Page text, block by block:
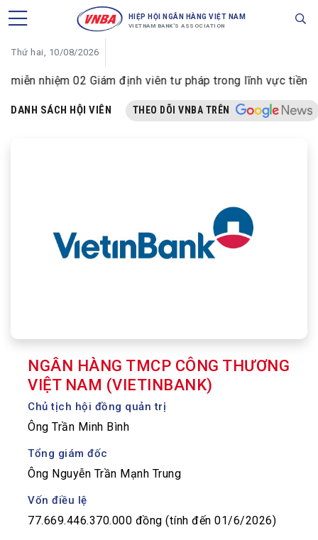
HIỆP HỘI NGÂN HÀNG VIỆT NAM
VIETNAM BANK'S ASSOCIATION
Thứ hai, 10/08/2026
nhiệm 02 Giám định viên tư pháp trong lĩnh vực tiền tệ
DANH SÁCH HỘI VIÊN THEO DÕI VNBA TRÊN
NGÂN HÀNG TMCP CÔNG THƯƠNG
VIỆT NAM (VIETINBANK)
Chủ tịch hội đồng quản trị
Ông Trần Minh Bình
Tổng giám đốc
Ông Nguyễn Trần Mạnh Trung
Vốn điều lệ
77.669.446.370.000 đồng (tính đến 01/6/2026)